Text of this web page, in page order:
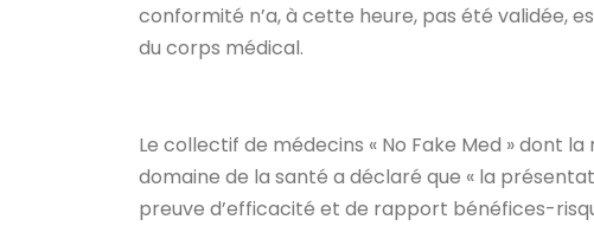
conformité n’a, à cette heure, pas été validée,
du corps médical.
Le collectif de médecins « No Fake Med » dont
domaine de la santé a déclaré que « la
preuve d’efficacité et de rapport bénéfices-